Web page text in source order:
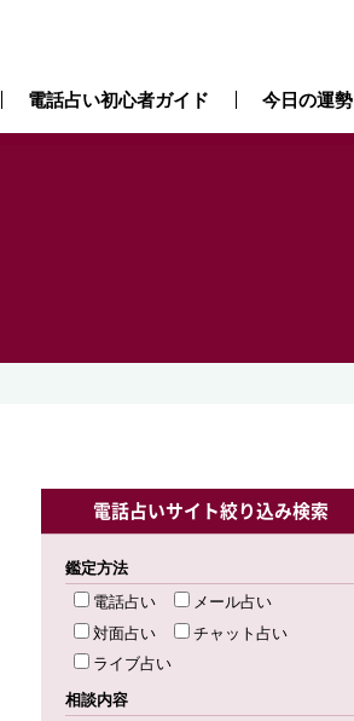
電話占い初心者ガイド 今日の運勢
電話占いサイト絞り込み検索
鑑定方法
電話占い
メール占い
対面占い
チャット占い
ライブ占い
相談内容